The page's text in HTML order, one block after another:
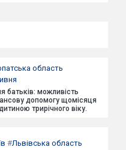
область
батьків: можливість
допомогу щомісяця
трирічного віку.
#Львівська область